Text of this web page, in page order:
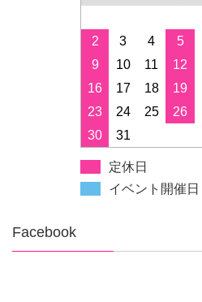
2
3 4 5
9
10 11 12
16
17 18 19
23
24 25 26
30
31
定休日
イベント開催日
Facebook